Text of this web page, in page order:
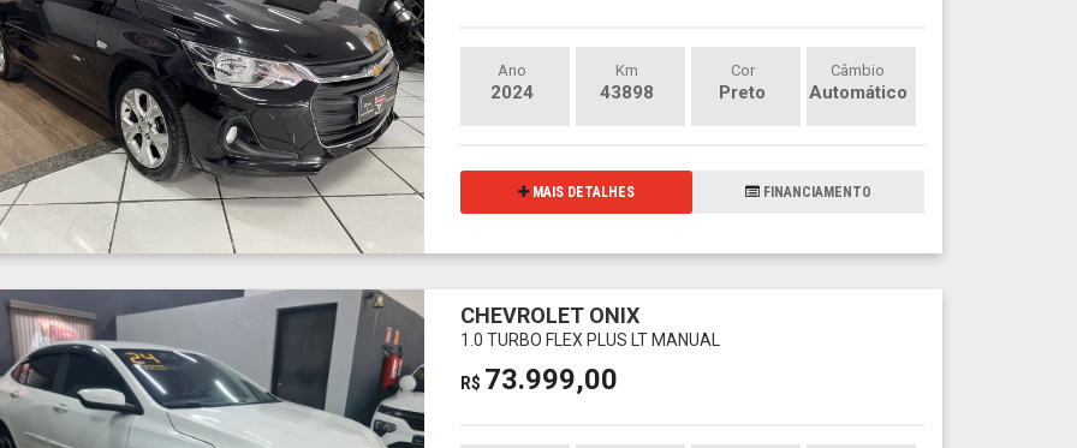
Ano
2024
Km
43898
Cor
Preto
Câmbio
Automático
MAIS DETALHES FINANCIAMENTO
CHEVROLET ONIX
1.0 TURBO FLEX PLUS LT MANUAL
R$ 73.999,00